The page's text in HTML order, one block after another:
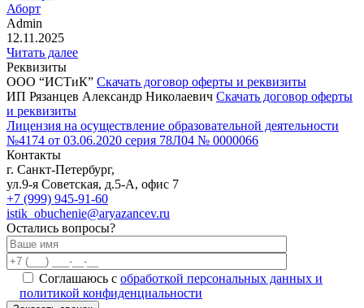
Аборт
Admin
12.11.2025
Читать далее
Реквизиты
ООО “ИСТиК” Скачать договор оферты и реквизиты
ИП Рязанцев Александр Николаевич Скачать договор оферты
и реквизиты
Лицензия на осуществление образовательной деятельности
№4174 от 03.06.2020 серия 78Л04 № 0000066
Контакты
г. Санкт-Петербург,
ул.9-я Советская, д.5-А, офис 7
+7 (999) 945-91-60
istik_obuchenie@aryazancev.ru
Остались вопросы?
Соглашаюсь с обработкой персональных данных и
политикой конфиденциальности